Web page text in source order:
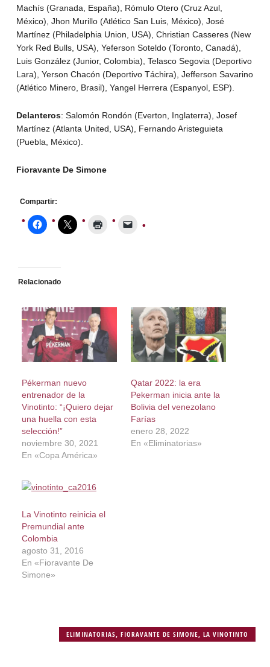
Machís (Granada, España), Rómulo Otero (Cruz Azul,
México), Jhon Murillo (Atlético San Luis, México), José
Martínez (Philadelphia Union, USA), Christian Casseres (New
York Red Bulls, USA), Yeferson Soteldo (Toronto, Canadá),
Luis González (Junior, Colombia), Telasco Segovia (Deportivo
Lara), Yerson Chacón (Deportivo Táchira), Jefferson Savarino
(Atlético Minero, Brasil), Yangel Herrera (Espanyol, ESP).
Delanteros: Salomón Rondón (Everton, Inglaterra), Josef
Martínez (Atlanta United, USA), Fernando Aristeguieta
(Puebla, México).
Fioravante De Simone
Compartir:
Relacionado
Pékerman nuevo
entrenador de la
Vinotinto: “¡Quiero dejar
una huella con esta
selección!”
noviembre 30, 2021
En «Copa América»
Qatar 2022: la era
Pekerman inicia ante la
Bolivia del venezolano
Farías
enero 28, 2022
En «Eliminatorias»
La Vinotinto reinicia el
Premundial ante
Colombia
agosto 31, 2016
En «Fioravante De
Simone»
ELIMINATORIAS ,FIORAVANTE DE SIMONE ,LA VINOTINTO